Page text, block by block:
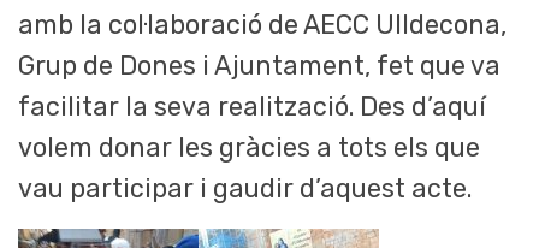
amb la col·laboració de AECC Ulldecona,
Grup de Dones i Ajuntament, fet que va
facilitar la seva realització. Des d’aquí
volem donar les gràcies a tots els que
vau participar i gaudir d’aquest acte.